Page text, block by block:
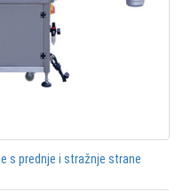
s prednje i stražnje strane